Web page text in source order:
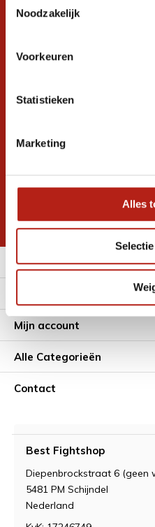
Noodzakelijk
Voorkeuren
Statistieken
Marketing
Alles
Snel antwoord op je
graag verder. 24/7
Ontvang de nieuwste
* Lees hier de wettelijke
Meer informatie
Mijn account
Alle Categorieën
Contact
Best Fightshop
Diepenbrockstraat 6 (geen
5481 PM Schijndel
Nederland